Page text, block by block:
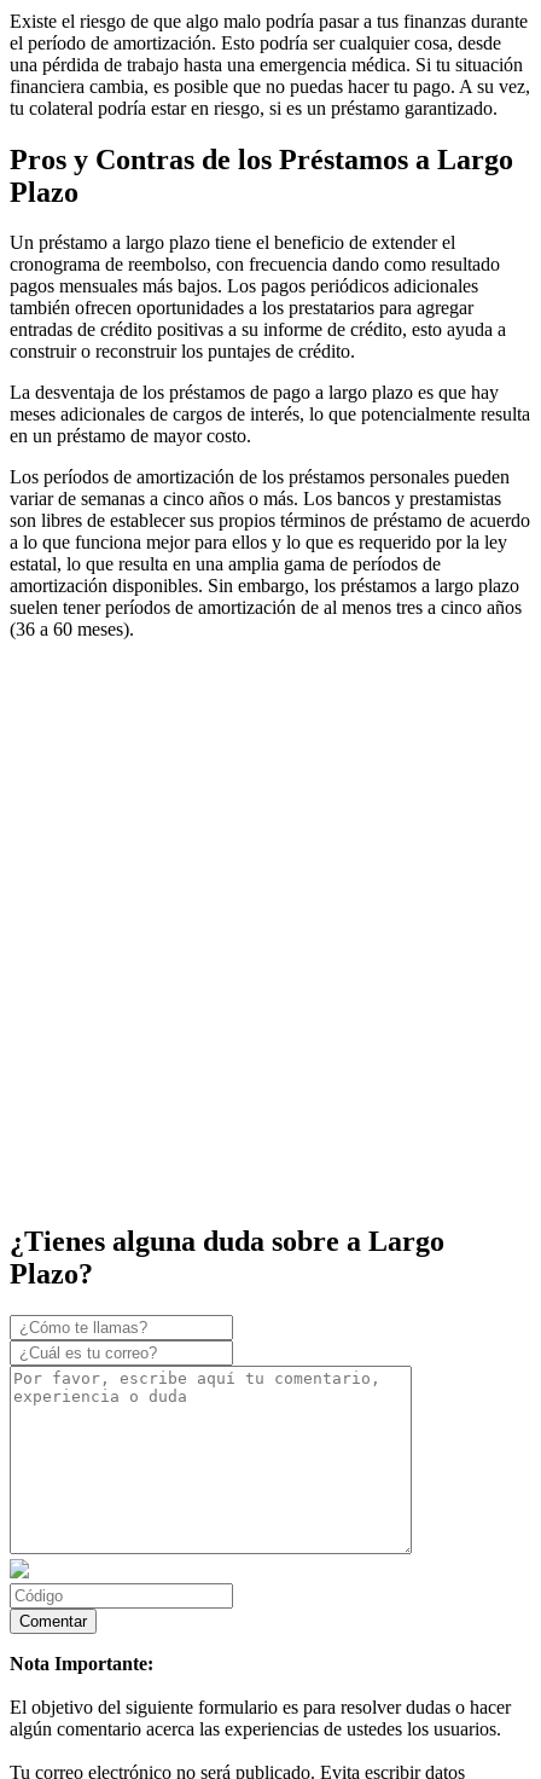
Existe el riesgo de que algo malo podría pasar a tus finanzas durante
el período de amortización. Esto podría ser cualquier cosa, desde
una pérdida de trabajo hasta una emergencia médica. Si tu situación
financiera cambia, es posible que no puedas hacer tu pago. A su vez,
tu colateral podría estar en riesgo, si es un préstamo garantizado.
Pros y Contras de los Préstamos a Largo
Plazo
Un préstamo a largo plazo tiene el beneficio de extender el
cronograma de reembolso, con frecuencia dando como resultado
pagos mensuales más bajos. Los pagos periódicos adicionales
también ofrecen oportunidades a los prestatarios para agregar
entradas de crédito positivas a su informe de crédito, esto ayuda a
construir o reconstruir los puntajes de crédito.
La desventaja de los préstamos de pago a largo plazo es que hay
meses adicionales de cargos de interés, lo que potencialmente resulta
en un préstamo de mayor costo.
Los períodos de amortización de los préstamos personales pueden
variar de semanas a cinco años o más. Los bancos y prestamistas
son libres de establecer sus propios términos de préstamo de acuerdo
a lo que funciona mejor para ellos y lo que es requerido por la ley
estatal, lo que resulta en una amplia gama de períodos de
amortización disponibles. Sin embargo, los préstamos a largo plazo
suelen tener períodos de amortización de al menos tres a cinco años
(36 a 60 meses).
¿Tienes alguna duda sobre a Largo
Plazo?
Nota Importante:
El objetivo del siguiente formulario es para resolver dudas o hacer
algún comentario acerca las experiencias de ustedes los usuarios.
Tu correo electrónico no será publicado. Evita escribir datos